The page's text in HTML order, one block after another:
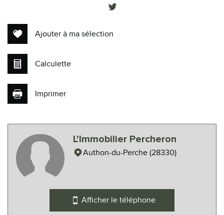
Collège
École primaire
Ajouter à ma sélection
Calculette
Imprimer
L'Immobilier Percheron
Authon-du-Perche (28330)
Afficher le téléphone